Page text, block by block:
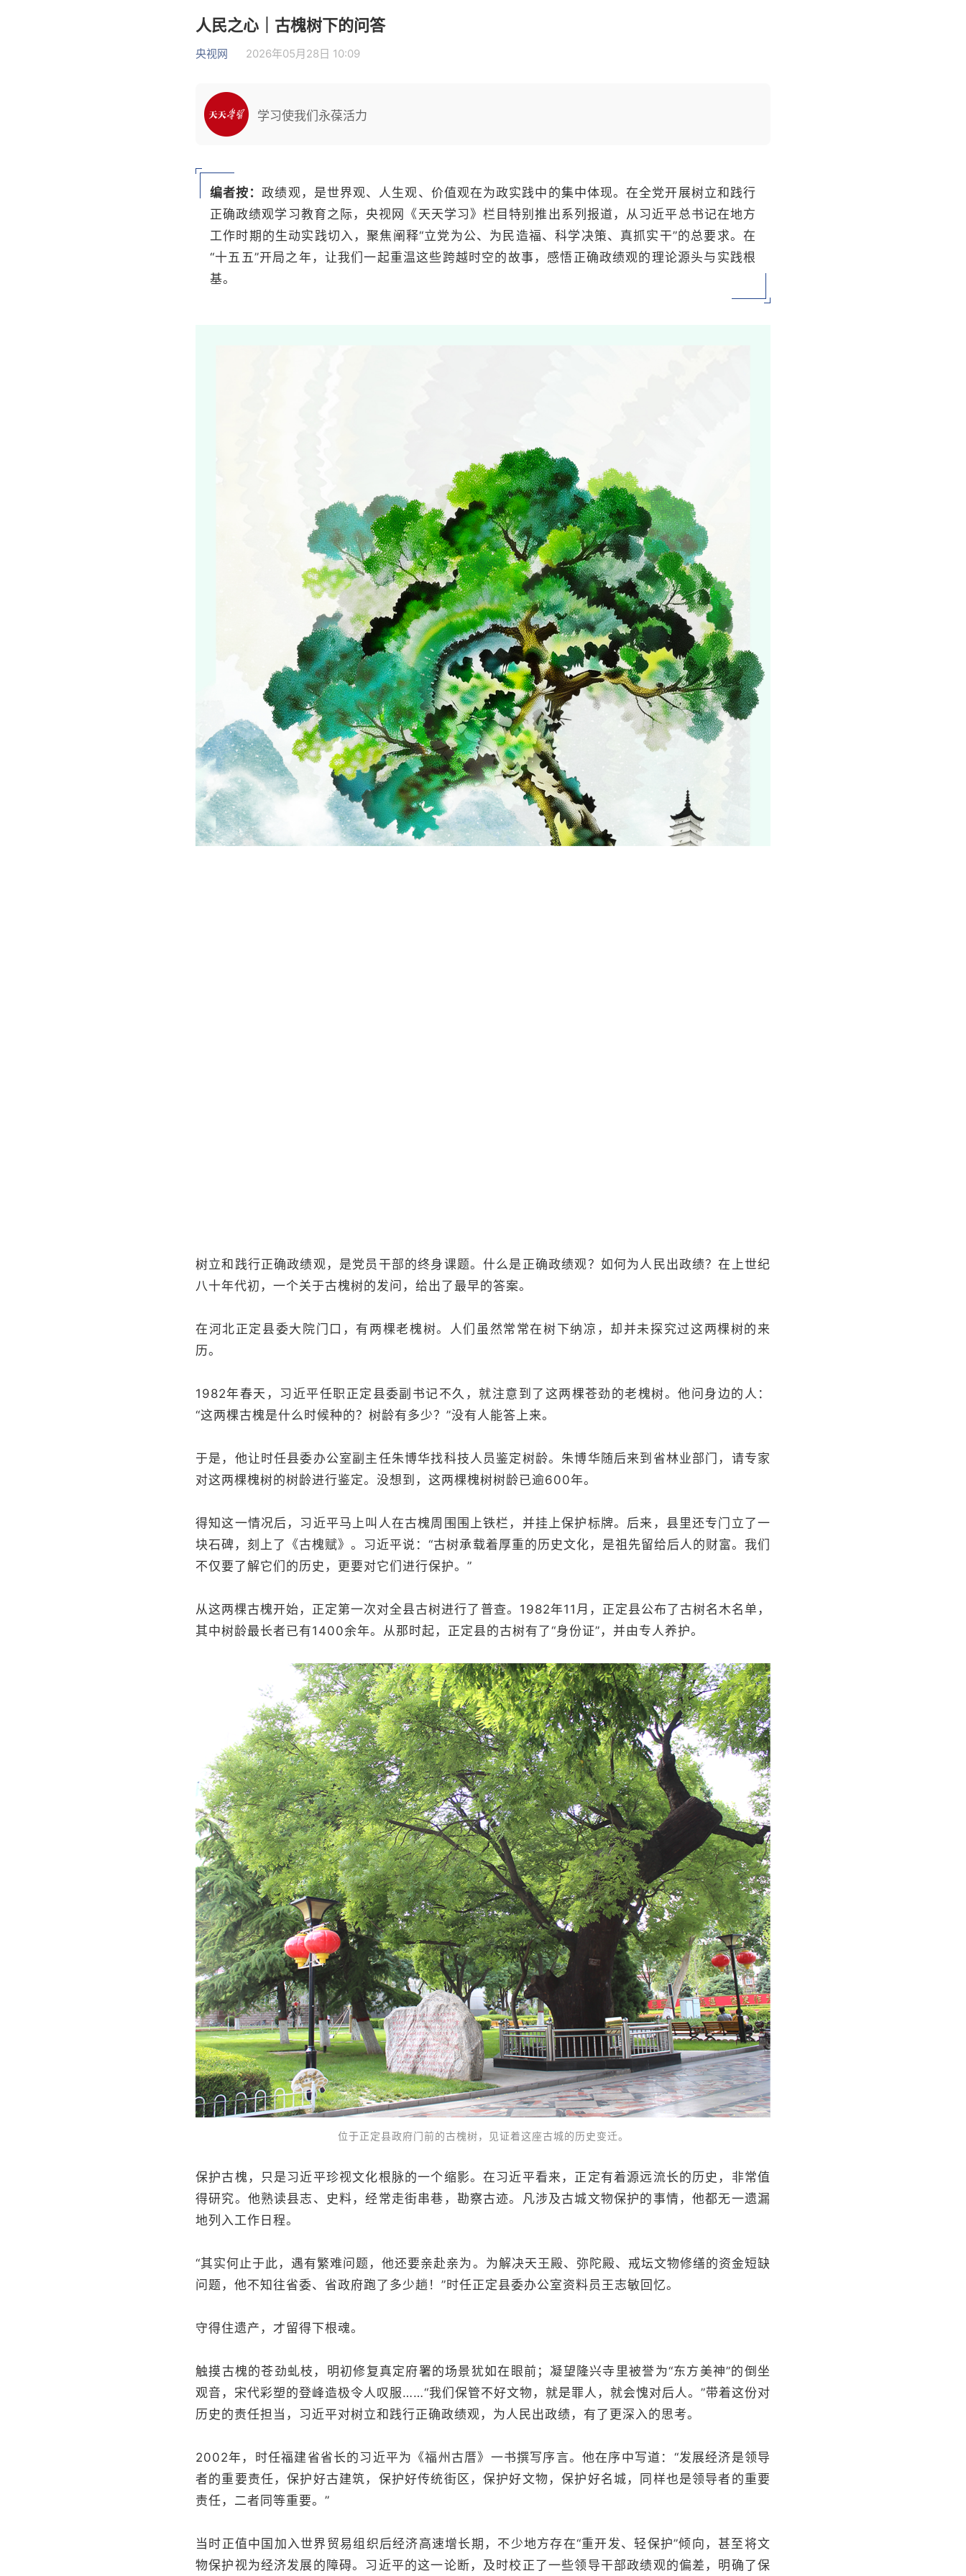
人民之心｜古槐树下的问答
央视网 2026年05月28日 10:09
学习使我们永葆活力
编者按：政绩观，是世界观、人生观、价值观在为政实践中的集中体现。在全党开展树立和践行
正确政绩观学习教育之际，央视网《天天学习》栏目特别推出系列报道，从习近平总书记在地方
工作时期的生动实践切入，聚焦阐释“立党为公、为民造福、科学决策、真抓实干”的总要求。在
“十五五”开局之年，让我们一起重温这些跨越时空的故事，感悟正确政绩观的理论源头与实践根
基。
树立和践行正确政绩观，是党员干部的终身课题。什么是正确政绩观？如何为人民出政绩？在上世纪
八十年代初，一个关于古槐树的发问，给出了最早的答案。
在河北正定县委大院门口，有两棵老槐树。人们虽然常常在树下纳凉，却并未探究过这两棵树的来
历。
1982年春天，习近平任职正定县委副书记不久，就注意到了这两棵苍劲的老槐树。他问身边的人：
“这两棵古槐是什么时候种的？树龄有多少？”没有人能答上来。
于是，他让时任县委办公室副主任朱博华找科技人员鉴定树龄。朱博华随后来到省林业部门，请专家
对这两棵槐树的树龄进行鉴定。没想到，这两棵槐树树龄已逾600年。
得知这一情况后，习近平马上叫人在古槐周围围上铁栏，并挂上保护标牌。后来，县里还专门立了一
块石碑，刻上了《古槐赋》。习近平说：“古树承载着厚重的历史文化，是祖先留给后人的财富。我们
不仅要了解它们的历史，更要对它们进行保护。”
从这两棵古槐开始，正定第一次对全县古树进行了普查。1982年11月，正定县公布了古树名木名单，
其中树龄最长者已有1400余年。从那时起，正定县的古树有了“身份证”，并由专人养护。
位于正定县政府门前的古槐树，见证着这座古城的历史变迁。
保护古槐，只是习近平珍视文化根脉的一个缩影。在习近平看来，正定有着源远流长的历史，非常值
得研究。他熟读县志、史料，经常走街串巷，勘察古迹。凡涉及古城文物保护的事情，他都无一遗漏
地列入工作日程。
“其实何止于此，遇有繁难问题，他还要亲赴亲为。为解决天王殿、弥陀殿、戒坛文物修缮的资金短缺
问题，他不知往省委、省政府跑了多少趟！”时任正定县委办公室资料员王志敏回忆。
守得住遗产，才留得下根魂。
触摸古槐的苍劲虬枝，明初修复真定府署的场景犹如在眼前；凝望隆兴寺里被誉为“东方美神”的倒坐
观音，宋代彩塑的登峰造极令人叹服……“我们保管不好文物，就是罪人，就会愧对后人。”带着这份对
历史的责任担当，习近平对树立和践行正确政绩观，为人民出政绩，有了更深入的思考。
2002年，时任福建省省长的习近平为《福州古厝》一书撰写序言。他在序中写道：“发展经济是领导
者的重要责任，保护好古建筑，保护好传统街区，保护好文物，保护好名城，同样也是领导者的重要
责任，二者同等重要。”
当时正值中国加入世界贸易组织后经济高速增长期，不少地方存在“重开发、轻保护”倾向，甚至将文
物保护视为经济发展的障碍。习近平的这一论断，及时校正了一些领导干部政绩观的偏差，明确了保